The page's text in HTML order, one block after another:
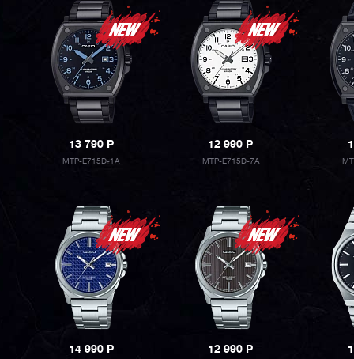
13 790P
MTP-E715D-1A
12 990P
MTP-E715D-7A
14 990P 12 990P